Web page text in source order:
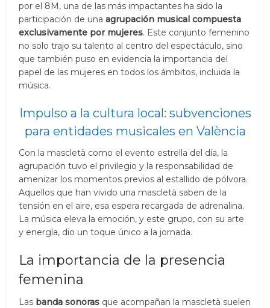
por el 8M, una de las más impactantes ha sido la
participación de unaagrupación musical compuesta
exclusivamente por mujeres. Este conjunto femenino
no solo trajo su talento al centro del espectáculo, sino
que también puso en evidencia la importancia del
papel de las mujeres en todos los ámbitos, incluida la
música.
Impulso a la cultura local: subvenciones
para entidades musicales en València
Con la mascletà como el evento estrella del día, la
agrupación tuvo el privilegio y la responsabilidad de
amenizar los momentos previos al estallido de pólvora.
Aquellos que han vivido una mascletà saben de la
tensión en el aire, esa espera recargada de adrenalina.
La música eleva la emoción, y este grupo, con su arte
y energía, dio un toque único a la jornada.
La importancia de la presencia
femenina
Las banda sonoras que acompañan la mascletà suelen